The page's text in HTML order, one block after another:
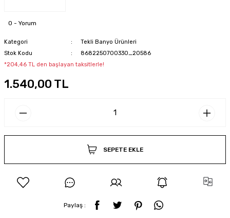
0 - Yorum
Kategori
Tekli Banyo Ürünleri
Stok Kodu
8682250700330_20586
*204,46 TL den başlayan taksitlerle!
1.540,00 TL
SEPETE EKLE
Paylaş :